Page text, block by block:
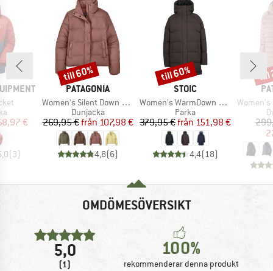
pris
€
(3)
VARUMÄRKE
PATAGONIA
Produkter
Women's Silent Down Jacket
Produktgrupp
Dunjacka
Pris
269,95 € Reducerat pris
från 107,98 €
4,8(6)
Rabatt
till 60%
VARUMÄRKE
STOIC
Produkter
Women's WarmDown MMXX. Pitea Parka
Produktgrupp
Parka
Pris
379,95 € Reducerat pris
från 151,98 €
4,4(18)
Rabatt
till 60%
Produkter
Women's
OMDÖMESÖVERSIKT
5,0
(1)
100%
rekommenderar denna produkt